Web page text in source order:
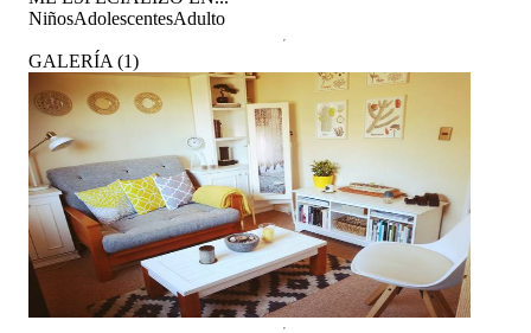
NiñosAdolescentesAdulto
GALERÍA (1)